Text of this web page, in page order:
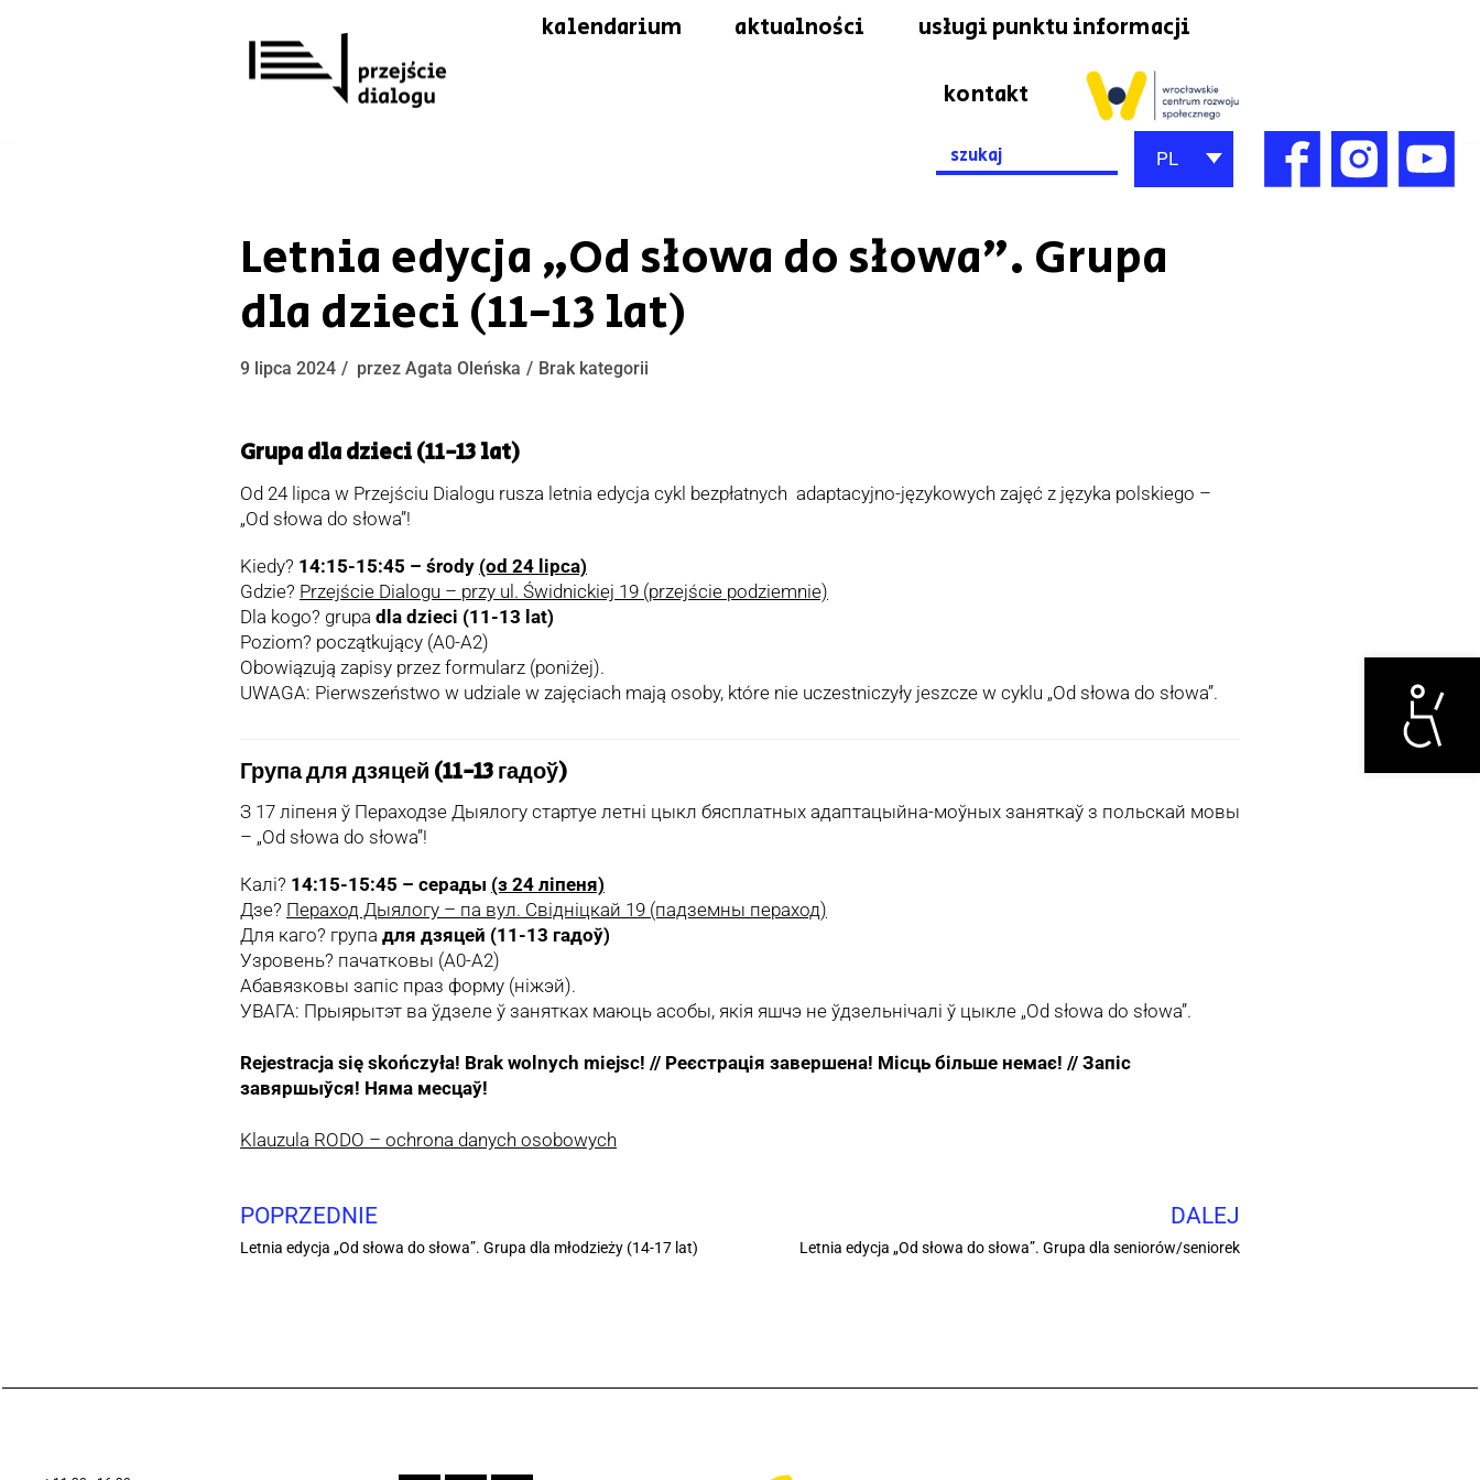
Otwórz
kalendarium aktualności usługi punktu informacji
kontakt
Search
for:
PL
Letnia edycja „Od słowa do słowa”. Grupa
dla dzieci (11-13 lat)
9 lipca 2024 przez Agata Oleńska Brak kategorii
Grupa dla dzieci (11-13 lat)
Od 24 lipca w Przejściu Dialogu rusza letnia edycja cykl bezpłatnych adaptacyjno-językowych zajęć z języka polskiego –
„Od słowa do słowa”!
Kiedy? 14:15-15:45 – środy (od 24 lipca)
Gdzie? Przejście Dialogu – przy ul. Świdnickiej 19 (przejście podziemnie)
Dla kogo? grupa dla dzieci (11-13 lat)
Poziom? początkujący (A0-A2)
Obowiązują zapisy przez formularz (poniżej).
UWAGA: Pierwszeństwo w udziale w zajęciach mają osoby, które nie uczestniczyły jeszcze w cyklu „Od słowa do słowa”.
Група для дзяцей (11-13 гадоў)
З 17 ліпеня ў Пераходзе Дыялогу стартуе летні цыкл бясплатных адаптацыйна-моўных заняткаў з польскай мовы
– „Od słowa do słowa”!
Калі? 14:15-15:45 – серады (з 24 ліпеня)
Дзе? Пераход Дыялогу – па вул. Свідніцкай 19 (падземны пераход)
Для каго? група для дзяцей (11-13 гадоў)
Узровень? пачатковы (A0-A2)
Абавязковы запіс праз форму (ніжэй).
УВАГА: Прыярытэт ва ўдзеле ў занятках маюць асобы, якія яшчэ не ўдзельнічалі ў цыкле „Od słowa do słowa”.
Rejestracja się skończyła! Brak wolnych miejsc! // Реєстрація завершена! Місць більше немає! // Запіс
завяршыўся! Няма месцаў!
Klauzula RODO – ochrona danych osobowych
POPRZEDNIE
Letnia edycja „Od słowa do słowa”. Grupa dla młodzieży (14-17 lat)
DALEJ
Letnia edycja „Od słowa do słowa”. Grupa dla seniorów/seniorek